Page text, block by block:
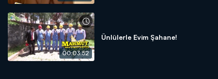
00:03:52
Ünlülerle Evim Şahane!